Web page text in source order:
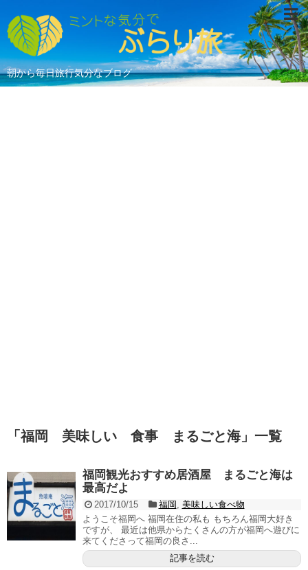
朝から毎日旅行気分なブログ
「福岡 美味しい 食事 まるごと海」 一覧
福岡観光おすすめ居酒屋 まるごと海は
最高だよ
2017/10/15 福岡
美味しい食べ物
ようこそ福岡へ 福岡在住の私も もちろん福岡大好き
ですが、 最近は他県からたくさんの方が福岡へ遊びに
来てくださって福岡の良さ...
記事を読む